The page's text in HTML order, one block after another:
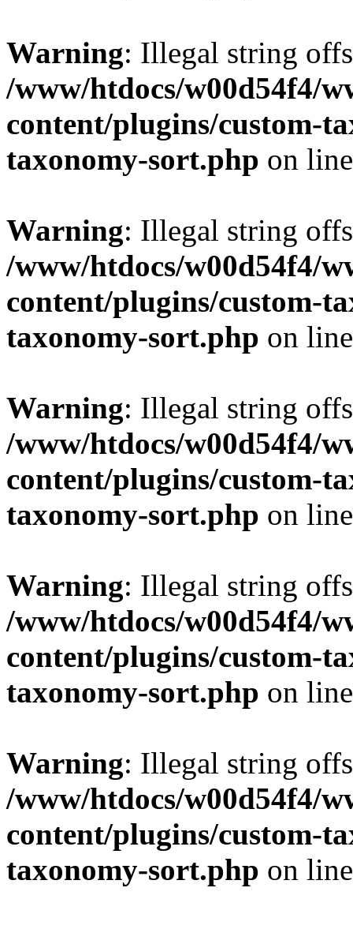
Warning: Illegal string
/www/htdocs/w00d54f4/
content/plugins/custom-
taxonomy-sort.php on
Warning: Illegal string
/www/htdocs/w00d54f4/
content/plugins/custom-
taxonomy-sort.php on
Warning: Illegal string
/www/htdocs/w00d54f4/
content/plugins/custom-
taxonomy-sort.php on
Warning: Illegal string
/www/htdocs/w00d54f4/
content/plugins/custom-
taxonomy-sort.php on
Warning: Illegal string
/www/htdocs/w00d54f4/
content/plugins/custom-
taxonomy-sort.php on